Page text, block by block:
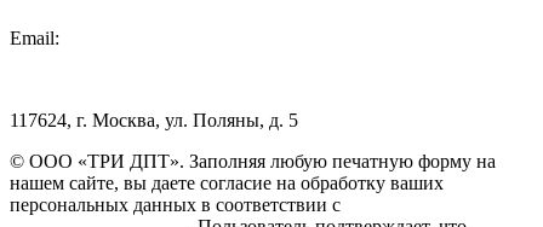
Email:
117624, г. Москва, ул. Поляны, д. 5
© ООО «ТРИ ДПТ». Заполняя любую печатную форму на
нашем сайте, вы даете согласие на обработку ваших
персональных данных в соответствии с